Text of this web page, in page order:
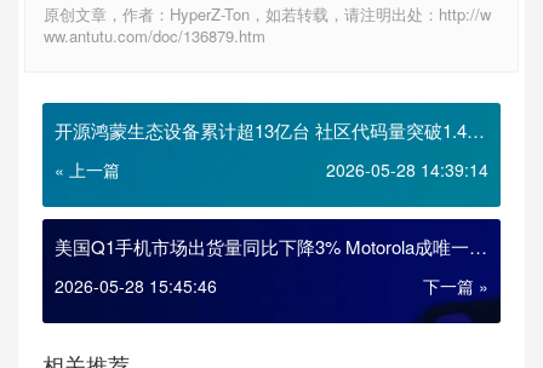
原创文章，作者：HyperZ-Ton，如若转载，请注明出处：http://w
ww.antutu.com/doc/136879.htm
开源鸿蒙生态设备累计超13亿台 社区代码量突破1.4亿
行
« 上一篇 2026-05-28 14:39:14
美国Q1手机市场出货量同比下降3% Motorola成唯一增
长品牌
2026-05-28 15:45:46 下一篇 »